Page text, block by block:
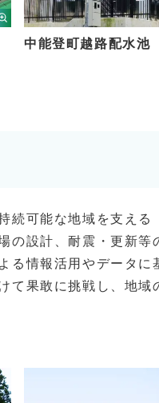
中能登町越路配水池
続可能な地域を支え
の設計、耐震・更新等
る情報活用やデータ
て果敢に挑戦し、地